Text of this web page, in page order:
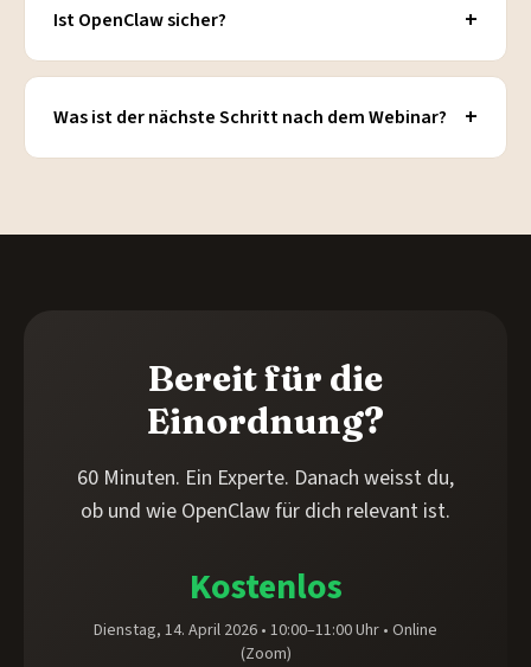
Ist OpenClaw sicher? +
Was ist der nächste Schritt nach dem Webinar? +
Bereit für die
Einordnung?
60 Minuten. Ein Experte. Danach weisst du,
ob und wie OpenClaw für dich relevant ist.
Kostenlos
Dienstag, 14. April 2026 • 10:00–11:00 Uhr • Online
(Zoom)